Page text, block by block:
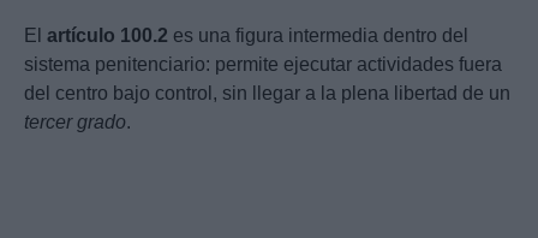
El artículo 100.2 es una figura intermedia dentro del
sistema penitenciario: permite ejecutar actividades fuera
del centro bajo control, sin llegar a la plena libertad de un
tercer grado.